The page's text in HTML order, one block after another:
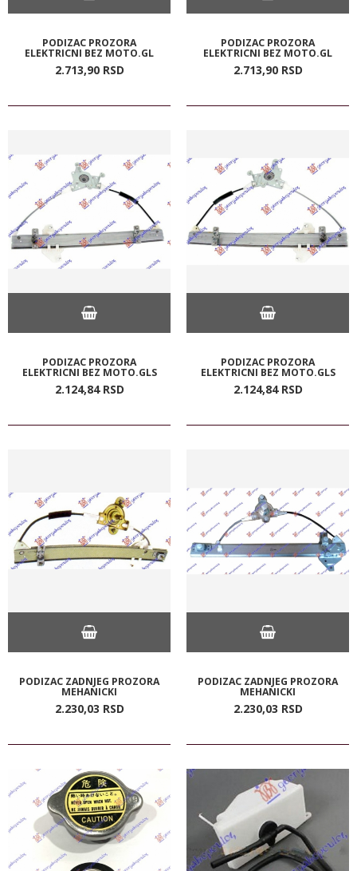
PODIZAC PROZORA
ELEKTRICNI BEZ MOTO.GL
2.713,90 RSD
PODIZAC PROZORA
ELEKTRICNI BEZ MOTO.GL
2.713,90 RSD
PODIZAC PROZORA
ELEKTRICNI BEZ MOTO.GLS
2.124,84 RSD
PODIZAC PROZORA
ELEKTRICNI BEZ MOTO.GLS
2.124,84 RSD
PODIZAC ZADNJEG PROZORA
MEHANICKI
2.230,03 RSD
PODIZAC ZADNJEG PROZORA
MEHANICKI
2.230,03 RSD